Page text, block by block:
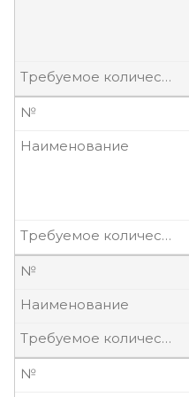
Требуемое количество, шт
№
Наименование
Требуемое количество, шт
№
Наименование
Требуемое количество, шт
№